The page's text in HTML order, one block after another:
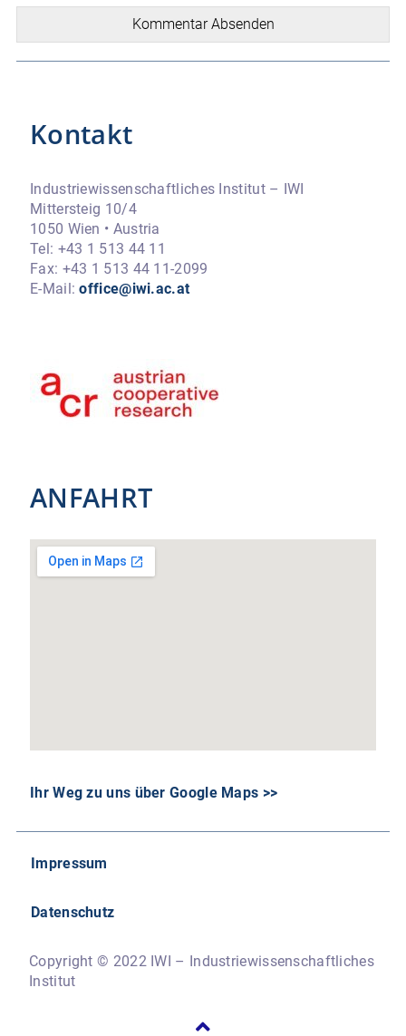
Kommentar Absenden
Kontakt
Industriewissenschaftliches Institut – IWI
Mittersteig 10/4
1050 Wien • Austria
Tel: +43 1 513 44 11
Fax: +43 1 513 44 11-2099
E-Mail:office@iwi.ac.at
ANFAHRT
Ihr Weg zu uns über Google Maps >>
Impressum
Datenschutz
Copyright © 2022 IWI – Industriewissenschaftliches
Institut